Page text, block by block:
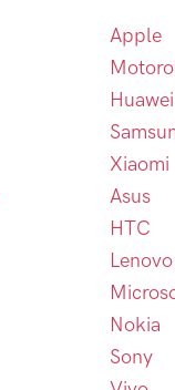
Apple
Huawei
Xiaomi
Asus
HTC
Lenovo
Nokia
Sony